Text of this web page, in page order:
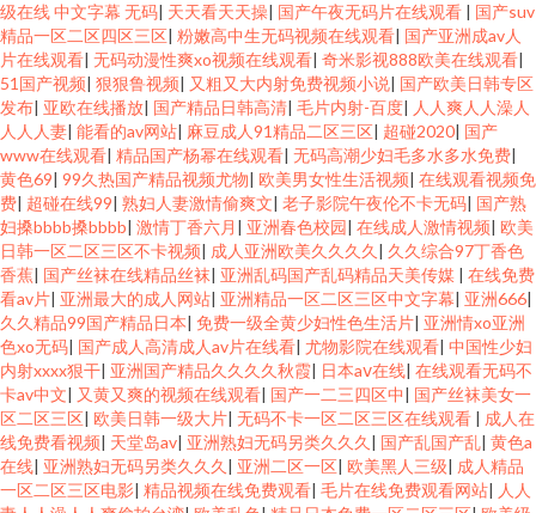
级在线 中文字幕 无码| 天天看天天操| 国产午夜无码片在线观看 | 国产suv
精品一区二区四区三区| 粉嫩高中生无码视频在线观看| 国产亚洲成av人
片在线观看| 无码动漫性爽xo视频在线观看| 奇米影视888欧美在线观看|
51国产视频| 狠狠鲁视频| 又粗又大内射免费视频小说| 国产欧美日韩专区
发布| 亚欧在线播放| 国产精品日韩高清| 毛片内射-百度| 人人爽人人澡人
人人人妻| 能看的av网站| 麻豆成人91精品二区三区| 超碰2020| 国产
www在线观看| 精品国产杨幂在线观看| 无码高潮少妇毛多水多水免费|
黄色69| 99久热国产精品视频尤物| 欧美男女性生活视频| 在线观看视频免
费| 超碰在线99| 熟妇人妻激情偷爽文| 老子影院午夜伦不卡无码| 国产熟
妇搡bbbb搡bbbb| 激情丁香六月 | 亚洲春色校园| 在线成人激情视频| 欧美
日韩一区二区三区不卡视频| 成人亚洲欧美久久久久 | 久久综合97丁香色
香蕉| 国产丝袜在线精品丝袜| 亚洲乱码国产乱码精品天美传媒 | 在线免费
看av片| 亚洲最大的成人网站| 亚洲精品一区二区三区中文字幕| 亚洲666|
久久精品99国产精品日本| 免费一级全黄少妇性色生活片| 亚洲情xo亚洲
色xo无码| 国产成人高清成人av片在线看| 尤物影院在线观看| 中国性少妇
内射xxxx狠干| 亚洲国产精品久久久久秋霞| 日本aⅴ在线| 在线观看无码不
卡av中文| 又黄又爽的视频在线观看| 国产一二三四区中| 国产丝袜美女一
区二区三区| 欧美日韩一级大片| 无码不卡一区二区三区在线观看 | 成人在
线免费看视频| 天堂岛av| 亚洲熟妇无码另类久久久 | 国产乱国产乱| 黄色a
在线| 亚洲熟妇无码另类久久久 | 亚洲二区一区| 欧美黑人三级| 成人精品
一区二区三区电影| 精品视频在线免费观看| 毛片在线免费观看网站| 人人